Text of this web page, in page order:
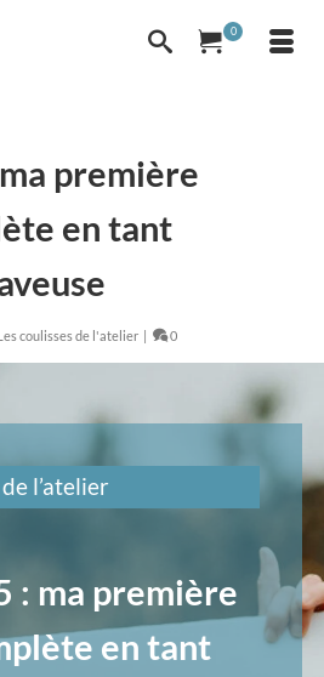
0
première
en tant
coulisses de l'atelier | 0
l’atelier
: ma première
en tant